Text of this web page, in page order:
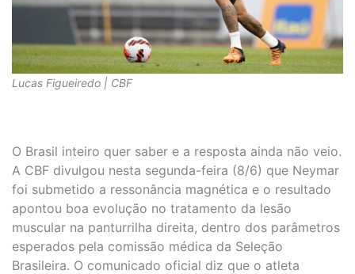
Lucas Figueiredo | CBF
O Brasil inteiro quer saber e a resposta ainda não veio.
A CBF divulgou nesta segunda-feira (8/6) que Neymar
foi submetido a ressonância magnética e o resultado
apontou boa evolução no tratamento da lesão
muscular na panturrilha direita, dentro dos parâmetros
esperados pela comissão médica da Seleção
Brasileira. O comunicado oficial diz que o atleta